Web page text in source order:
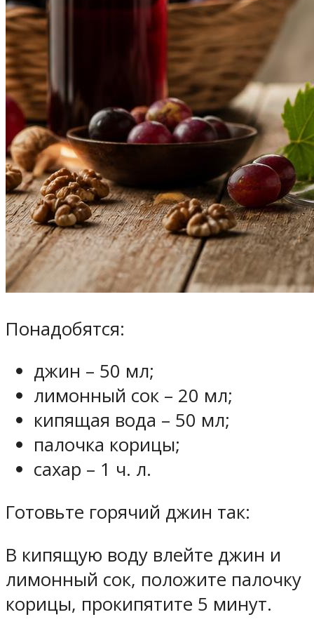
Понадобятся:
джин – 50 мл;
лимонный сок – 20 мл;
кипящая вода – 50 мл;
палочка корицы;
сахар – 1 ч. л.
Готовьте горячий джин так:
В кипящую воду влейте джин и
лимонный сок, положите палочку
корицы, прокипятите 5 минут.